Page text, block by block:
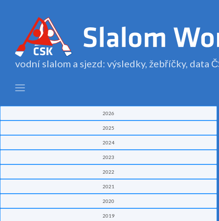
vodní slalom a sjezd: výsledky, žebříčky, data
2026
2025
2024
2023
2022
2021
2020
2019